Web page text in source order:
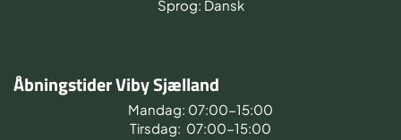
Sprog: Dansk
Åbningstider Viby Sjælland
Mandag: 07:00-15:00
Tirsdag: 07:00-15:00